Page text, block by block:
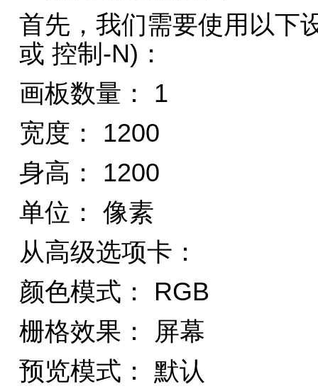
首先，我们需要使用以下
或 控制-N)：
画板数量： 1
宽度： 1200
身高： 1200
单位： 像素
从高级选项卡：
颜色模式： RGB
栅格效果： 屏幕
预览模式： 默认